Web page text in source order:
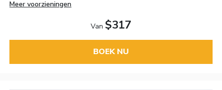
Meer voorzieningen
Van $317
BOEK NU